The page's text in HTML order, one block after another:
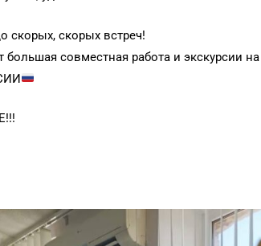
скорых, скорых встреч!
большая совместная работа и экскурсии